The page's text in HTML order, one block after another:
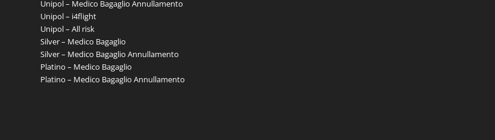
Unipol – Medico Bagaglio Annullamento
Unipol – i4flight
Unipol – All risk
Silver – Medico Bagaglio
Silver – Medico Bagaglio Annullamento
Platino – Medico Bagaglio
Platino – Medico Bagaglio Annullamento